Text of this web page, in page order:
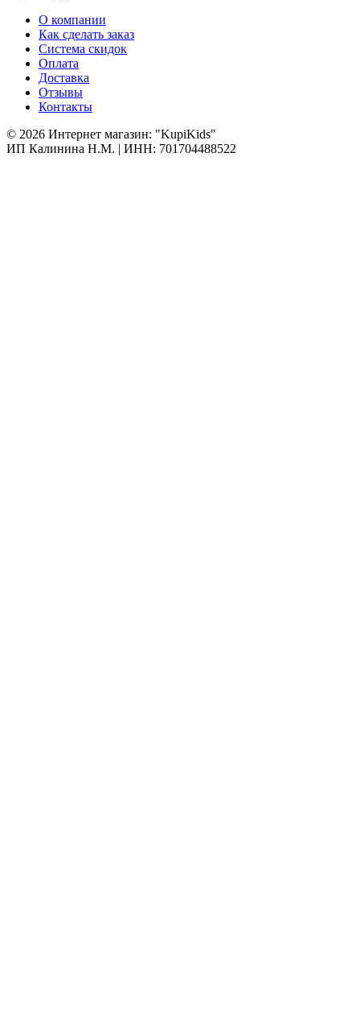
О компании
Как сделать заказ
Система скидок
Оплата
Доставка
Отзывы
Контакты
© 2026 Интернет магазин: "KupiKids"
ИП Калинина Н.М. | ИНН: 701704488522